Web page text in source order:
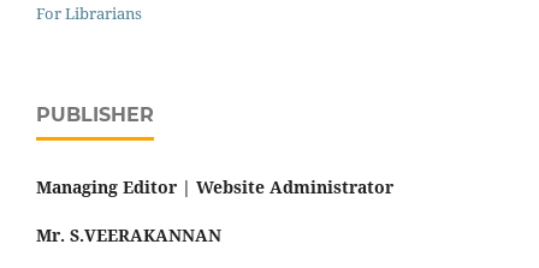
For Librarians
PUBLISHER
Managing Editor | Website Administrator
Mr. S.VEERAKANNAN